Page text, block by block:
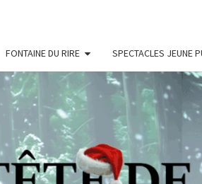
FONTAINE DU RIRE SPECTACLES JEUNE